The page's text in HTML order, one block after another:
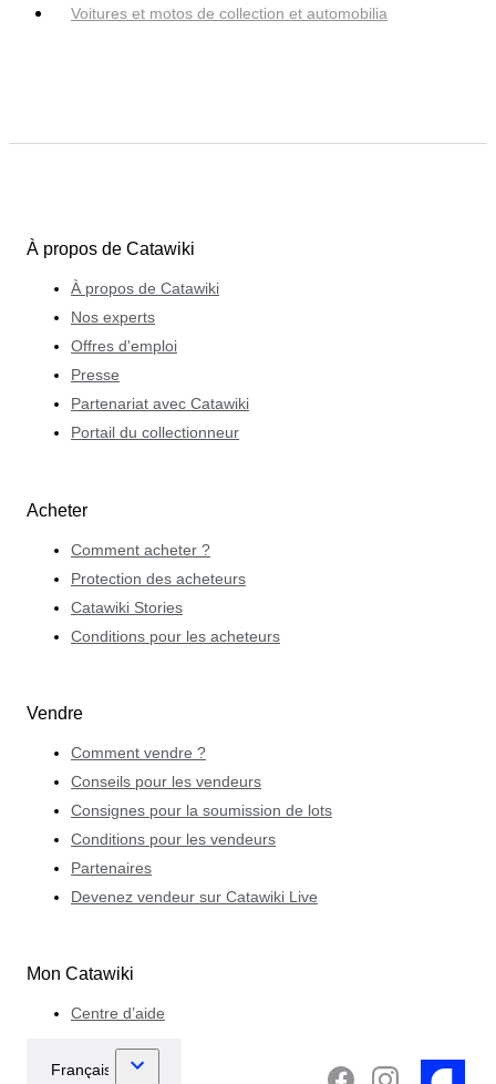
Voitures et motos de collection et automobilia
À propos de Catawiki
À propos de Catawiki
Nos experts
Offres d'emploi
Presse
Partenariat avec Catawiki
Portail du collectionneur
Acheter
Comment acheter ?
Protection des acheteurs
Catawiki Stories
Conditions pour les acheteurs
Vendre
Comment vendre ?
Conseils pour les vendeurs
Consignes pour la soumission de lots
Conditions pour les vendeurs
Partenaires
Devenez vendeur sur Catawiki Live
Mon Catawiki
Centre d’aide